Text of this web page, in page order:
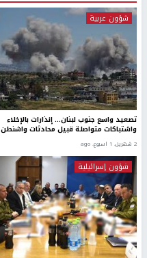
شؤون عربية
تصعيد واسع جنوب لبنان… إنذارات بالإخلاء
واشتباكات متواصلة قبيل محادثات واشنطن
2 شهرين، 1 اسبوع. ago
شؤون إسرائيلية